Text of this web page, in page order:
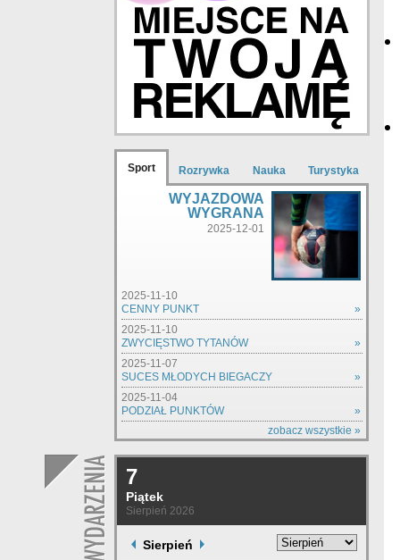
Sport Rozrywka Nauka Turystyka
WYJAZDOWA
WYGRANA
2025-12-01
2025-11-10
CENNY PUNKT
»
2025-11-10
ZWYCIĘSTWO TYTANÓW
»
2025-11-07
SUCES MŁODYCH BIEGACZY
»
2025-11-04
PODZIAŁ PUNKTÓW
»
zobacz wszystkie »
7
Piątek
Sierpień 2026
Sierpień